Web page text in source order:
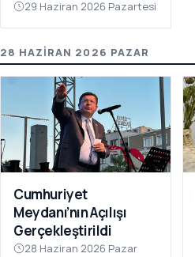
29 Haziran 2026 Pazartesi
28 HAZIRAN 2026 PAZAR
Cumhuriyet
Meydanı’nın Açılışı
Gerçekleştirildi
28 Haziran 2026 Pazar